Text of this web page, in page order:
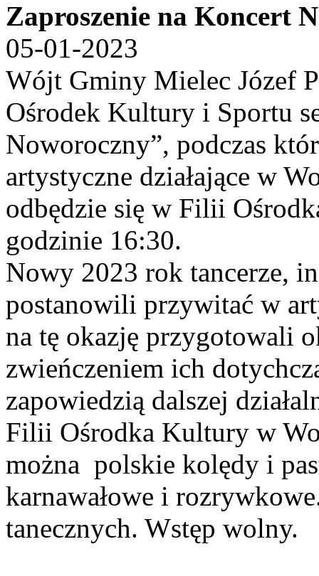
Zaproszenie na Koncert
05-01-2023
Wójt Gminy Mielec Józef
Ośrodek Kultury i Sportu
Noworoczny”, podczas
artystyczne działające w
odbędzie się w Filii
godzinie 16:30.
Nowy 2023 rok tancerze,
postanowili przywitać w
na tę okazję przygotowali
zwieńczeniem ich
zapowiedzią dalszej
Filii Ośrodka Kultury w
można polskie kolędy i
karnawałowe i
tanecznych. Wstęp wolny.